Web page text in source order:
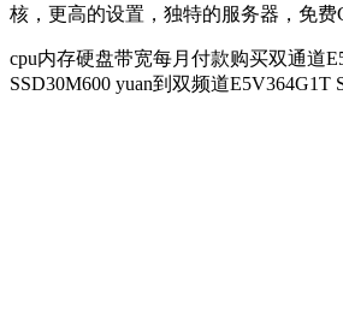
核，更高的设置，独特的服务器，免费
cpu内存硬盘带宽每月付款购买双通道
SSD30M600 yuan到双频道E5V364G1T